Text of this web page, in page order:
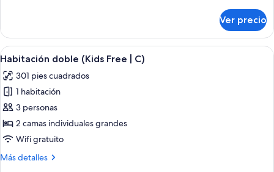
Deluxe,
habitaciones
conectadas
Ver precio
Abrir
todas
las
fotos
de
Habitación
doble
Free
Una habitación de hotel con cama,
4
Habitación doble (Kids Free | C)
301 pies cuadrados
1 habitación
3 personas
2 camas individuales grandes
Wifi gratuito
Más detalles
Más